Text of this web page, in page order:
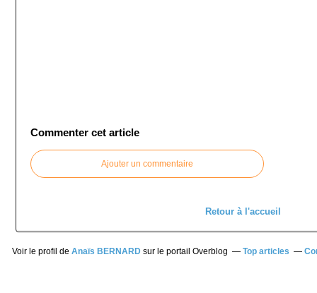
Commenter cet article
Ajouter un commentaire
Retour à l'accueil
Voir le profil de Anaïs BERNARDsur le portail Overblog Top articles